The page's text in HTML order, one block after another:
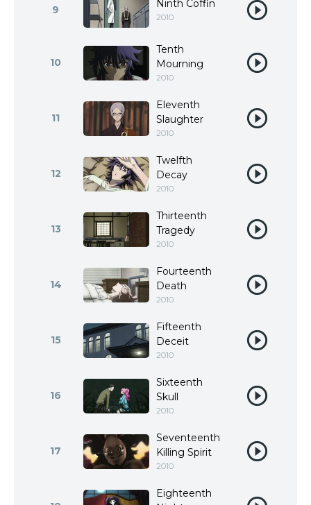
9 Ninth Coffin
2010
10
Tenth
Mourning
2010
11
Eleventh
Slaughter
2010
12
Twelfth
Decay
2010
13
Thirteenth
Tragedy
2010
14
Fourteenth
Death
2010
15
Fifteenth
Deceit
2010
16
Sixteenth
Skull
2010
17
Seventeenth
Killing Spirit
2010
Eighteenth